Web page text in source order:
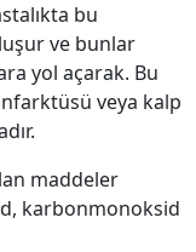
bu
ve bunlar
yol açarak. Bu
veya kalp
maddeler
karbonmonoksid